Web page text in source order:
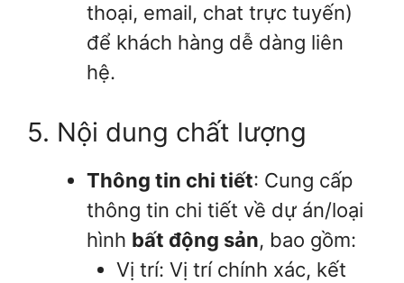
thoại, email, chat trực tuyến)
để khách hàng dễ dàng liên
hệ.
5. Nội dung chất lượng
Thông tin chi tiết: Cung cấp
thông tin chi tiết về dự án/loại
hình bất động sản, bao gồm:
Vị trí: Vị trí chính xác, kết